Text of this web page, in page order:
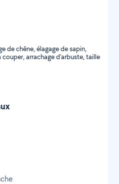
de chêne, élagage de sapin,
arrachage d'arbuste, taille